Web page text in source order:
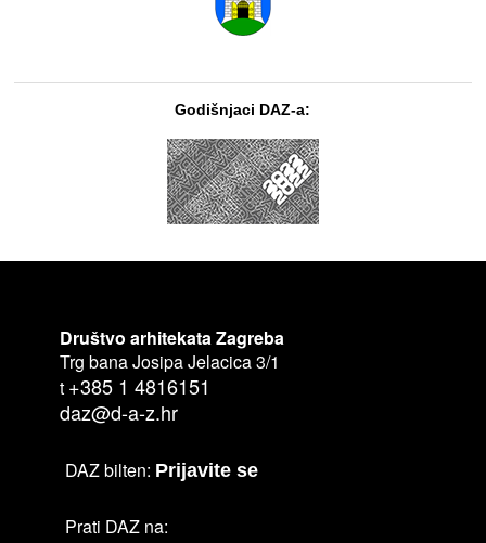
Godišnjaci DAZ-a:
Društvo arhitekata Zagreba
Trg bana Josipa Jelacica 3/1
t +385 1 4816151
daz@d-a-z.hr
DAZ bilten: Prijavite se
Prati DAZ na: